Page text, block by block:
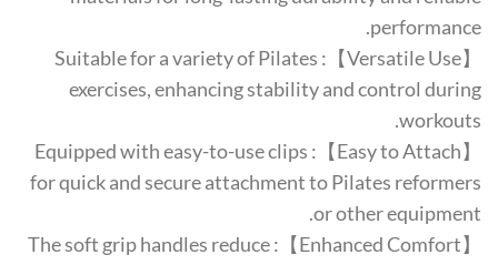
performance.
【Versatile Use】: Suitable for a variety of Pilates
exercises, enhancing stability and control during
workouts.
【Easy to Attach】: Equipped with easy-to-use clips
for quick and secure attachment to Pilates reformers
or other equipment.
【Enhanced Comfort】: The soft grip handles reduce